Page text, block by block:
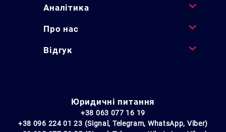
Аналітика
Про нас
Відгук
Юридичні питання
+38 063 077 16 19
+38 096 224 01 23 (Signal, Telegram, WhatsApp, Viber)